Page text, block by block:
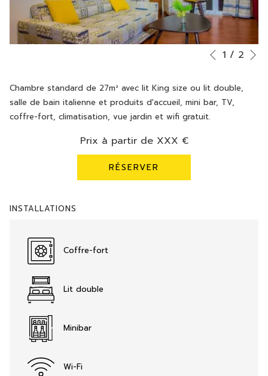
Boutons
commande
diaporama
Le
dessus
Précédent
1 / 2
Chambre standard de 27m² avec lit King size ou lit double,
salle de bain italienne et produits d'accueil, mini bar, TV,
coffre-fort, climatisation, vue jardin et wifi gratuit.
Prix à partir de XXX €
RÉSERVER
INSTALLATIONS
Coffre-fort
Lit double
Minibar
Wi-Fi